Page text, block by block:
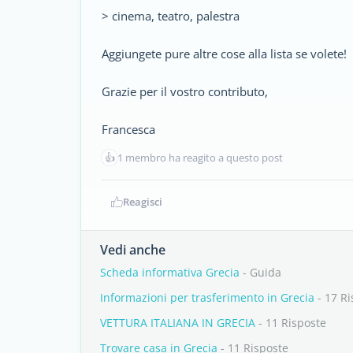
> cinema, teatro, palestra
Aggiungete pure altre cose alla lista se volete!
Grazie per il vostro contributo,
Francesca
👍 1 membro ha reagito a questo post
Reagisci
Vedi anche
Scheda informativa Grecia - Guida
Informazioni per trasferimento in Grecia - 17
VETTURA ITALIANA IN GRECIA - 11 Risposte
Trovare casa in Grecia - 11 Risposte